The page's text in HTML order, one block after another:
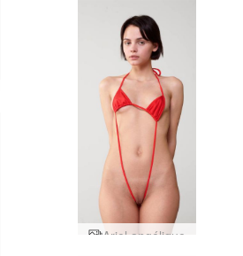
Ariel angélique